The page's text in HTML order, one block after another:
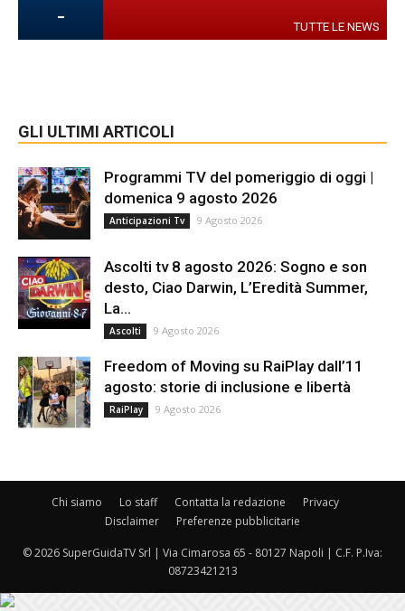
- TUTTE LE NEWS
GLI ULTIMI ARTICOLI
Programmi TV del pomeriggio di oggi |
domenica 9 agosto 2026
Anticipazioni Tv 9 Agosto 2026
Ascolti tv 8 agosto 2026: Sogno e son
desto, Ciao Darwin, L’Eredità Summer,
La...
Ascolti 9 Agosto 2026
Freedom of Moving su RaiPlay dall’11
agosto: storie di inclusione e libertà
RaiPlay 9 Agosto 2026
Chi siamo Lo staff Contatta la redazione
Privacy
Disclaimer
Preferenze pubblicitarie
© 2026 SuperGuidaTV Srl | Via Cimarosa 65 - 80127 Napoli | C.F. P.Iva:
08723421213